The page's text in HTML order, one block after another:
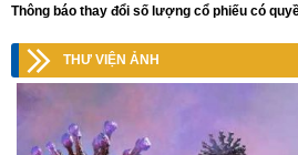
Thông báo thay đổi số lượng cổ phiếu có
THƯ VIỆN ẢNH